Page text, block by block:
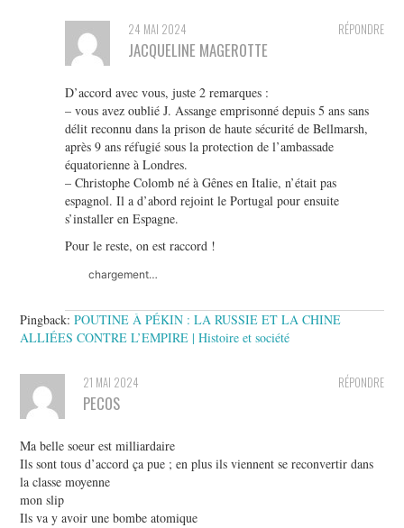
RÉPONDRE
24 MAI 2024
JACQUELINE MAGEROTTE
D’accord avec vous, juste 2 remarques :
– vous avez oublié J. Assange emprisonné depuis 5 ans sans
délit reconnu dans la prison de haute sécurité de Bellmarsh,
après 9 ans réfugié sous la protection de l’ambassade
équatorienne à Londres.
– Christophe Colomb né à Gênes en Italie, n’était pas
espagnol. Il a d’abord rejoint le Portugal pour ensuite
s’installer en Espagne.
Pour le reste, on est raccord !
chargement…
Pingback:POUTINE À PÉKIN : LA RUSSIE ET LA CHINE
ALLIÉES CONTRE L’EMPIRE | Histoire et société
RÉPONDRE
21 MAI 2024
PECOS
Ma belle soeur est milliardaire
Ils sont tous d’accord ça pue ; en plus ils viennent se reconvertir dans
la classe moyenne
mon slip
Ils va y avoir une bombe atomique